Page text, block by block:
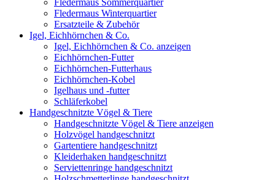
Fledermaus Sommerquartier
Fledermaus Winterquartier
Ersatzteile & Zubehör
Igel, Eichhörnchen & Co.
Igel, Eichhörnchen & Co. anzeigen
Eichhörnchen-Futter
Eichhörnchen-Futterhaus
Eichhörnchen-Kobel
Igelhaus und -futter
Schläferkobel
Handgeschnitzte Vögel & Tiere
Handgeschnitzte Vögel & Tiere anzeigen
Holzvögel handgeschnitzt
Gartentiere handgeschnitzt
Kleiderhaken handgeschnitzt
Serviettenringe handgeschnitzt